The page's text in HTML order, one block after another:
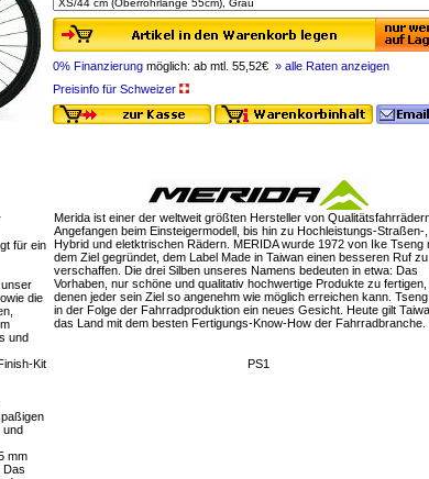
für ein
die
und
Kit
und
mm
Das
0% Finanzierung möglich: ab mtl. 55,52€ » alle Raten anzeigen
Preisinfo für Schweizer
Merida ist einer der weltweit größten Hersteller von
Angefangen beim Einsteigermodell, bis hin zu Hochleistungs-Straßen-,
Hybrid und eletktrischen Rädern. MERIDA wurde 1972 von Ike Tseng
dem Ziel gegründet, dem Label Made in Taiwan einen besseren Ruf zu
verschaffen. Die drei Silben unseres Namens bedeuten in etwa: Das
Vorhaben, nur schöne und qualitativ hochwertige Produkte zu fertigen,
denen jeder sein Ziel so angenehm wie möglich erreichen kann.
in der Folge der Fahrradproduktion ein neues Gesicht. Heute gilt
das Land mit dem besten Fertigungs-Know-How der Fahrradbranche.
PS1